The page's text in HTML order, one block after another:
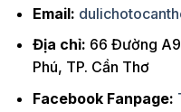
Email:
Địa chỉ: 66 Đường
Phú, TP. Cần Thơ
Facebook Fanpage: